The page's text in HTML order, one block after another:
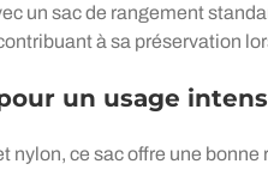
un sac de rangement
à sa préservation
un usage
nylon, ce sac offre une